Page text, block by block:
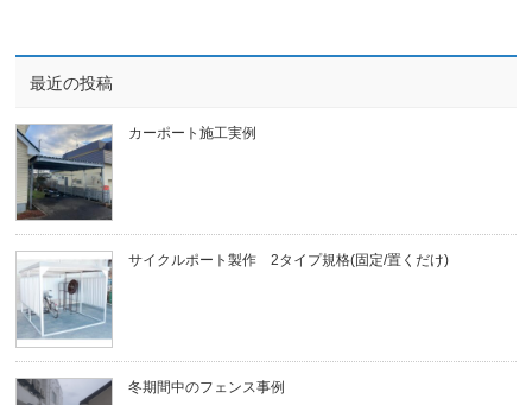
最近の投稿
カーポート施工実例
サイクルポート製作 2タイプ規格(固定/置くだけ)
冬期間中のフェンス事例